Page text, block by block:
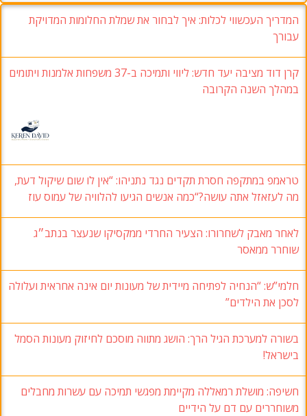
המדריך העכשווי לכלות: איך לבחור את שמלת החלומות המדויקת
עבורך
קרן דוד מציבה יעד חדש: ליווי ותמיכה ב-37 משפחות אלמנות ויתומים
במהלך השנה הקרובה
טראמפ במתקפה חסרת תקדים נגד נתניהו: “אין לו שום שיקול דעת,
מה לעזאזל אתה עושה?“כמה אנשים הגיעו להלוויה של עמוס עוז
לאחר מאבק לשחרורו: הצעיר החרדי ממקסיקו שנעצר בנתב״ג
שוחרר ממאסר
חלמי”ש: “הנחיה לפתיחה מיידית של מעונות יום אינה אחראית ועלולה
לסכן את הילדים”
בשורה למערכת הגיל הרך: הושג מתווה מוסכם לחיזוק מעונות הסמל
בישראל!
חשיפה: מושלת רמאללה מקיימת מפגשי תמיכה עם עשרות מחבלים
משוחררים עם דם על הידיים